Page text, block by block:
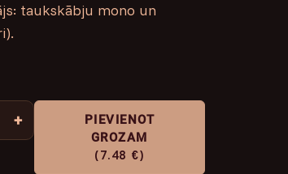
taukskābju mono un
+
PIEVIENOT
GROZAM
(7.48 €)